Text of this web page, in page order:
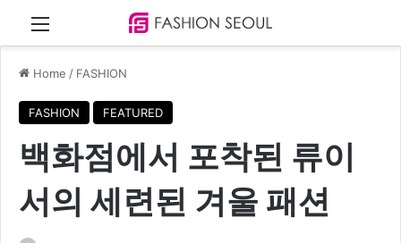
Menu
Home / FASHION
FASHION FEATURED
백화점에서 포착된 류이
서의 세련된 겨울 패션